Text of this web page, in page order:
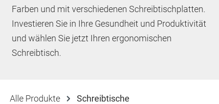
Farben und mit verschiedenen Schreibtischplatten.
Investieren Sie in Ihre Gesundheit und Produktivität
und wählen Sie jetzt Ihren ergonomischen
Schreibtisch.
Alle Produkte Schreibtische